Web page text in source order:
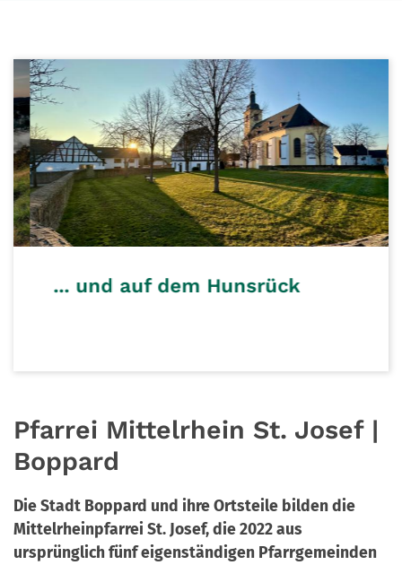
... und auf dem Hunsrück
Pfarrei Mittelrhein St. Josef |
Boppard
Die Stadt Boppard und ihre Ortsteile bilden die
Mittelrheinpfarrei St. Josef, die 2022 aus
ursprünglich fünf eigenständigen Pfarrgemeinden